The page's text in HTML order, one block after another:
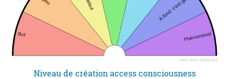
Niveau de création access consciousness